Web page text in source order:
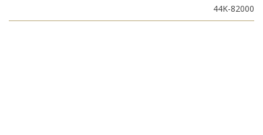
44K-82000